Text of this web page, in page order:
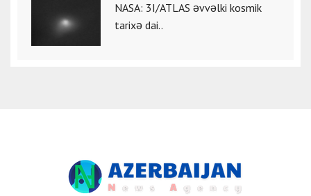
NASA: 3I/ATLAS əvvəlki kosmik
tarixə dai..